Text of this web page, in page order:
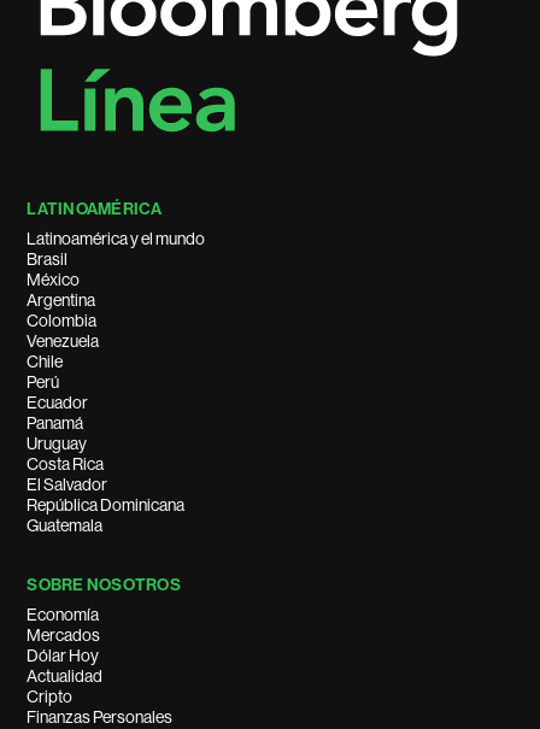
LATINOAMÉRICA
Latinoamérica y el mundo
Brasil
México
Argentina
Colombia
Venezuela
Chile
Perú
Ecuador
Panamá
Uruguay
Costa Rica
El Salvador
República Dominicana
Guatemala
SOBRE NOSOTROS
Economía
Mercados
Dólar Hoy
Actualidad
Cripto
Finanzas Personales